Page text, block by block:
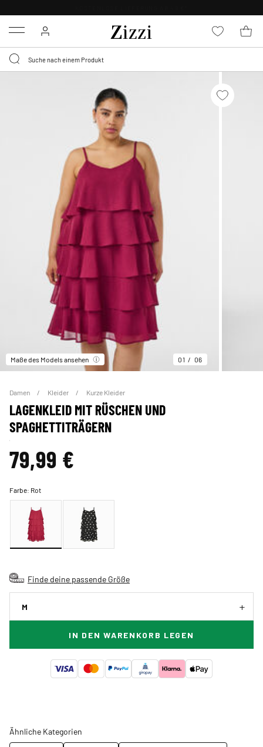
Menu
Maße des Models ansehen 01 06
Damen Kleider Kurze Kleider
LAGENKLEID MIT RÜSCHEN UND
SPAGHETTITRÄGERN
79,99 €
Farbe: Rot
Finde deine passende Größe
M
IN DEN WARENKORB LEGEN
Ähnliche Kategorien